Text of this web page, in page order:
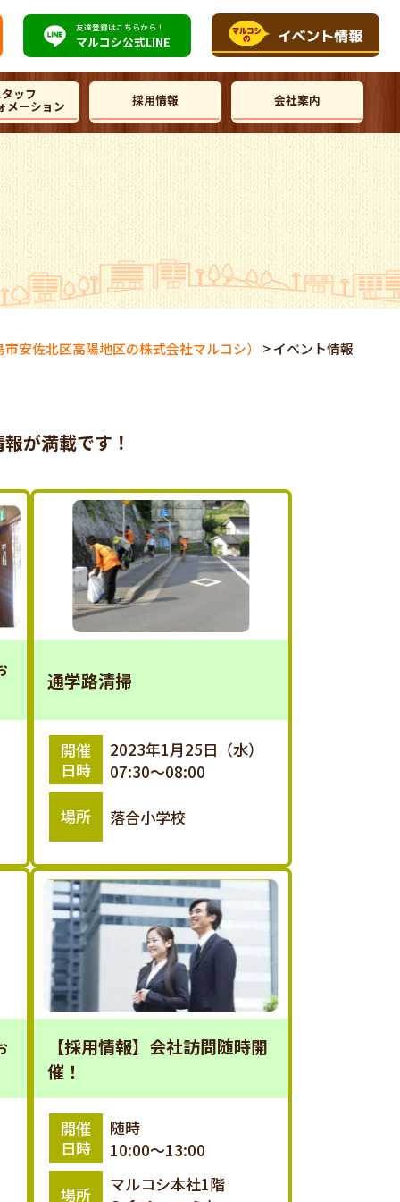
友達登録はこちらから！
マルコシ公式LINE
ッフ
メーション 採用情報 会社案内
市安佐北区高陽地区の株式会社マルコシ） >イベント情報
が満載です！
通学路清掃
開催
日時
2023年1月25日（水）
07:30～08:00
場所 落合小学校
【採用情報】会社訪問随時開
催！
開催
日時
随時
10:00～13:00
場所
マルコシ本社1階